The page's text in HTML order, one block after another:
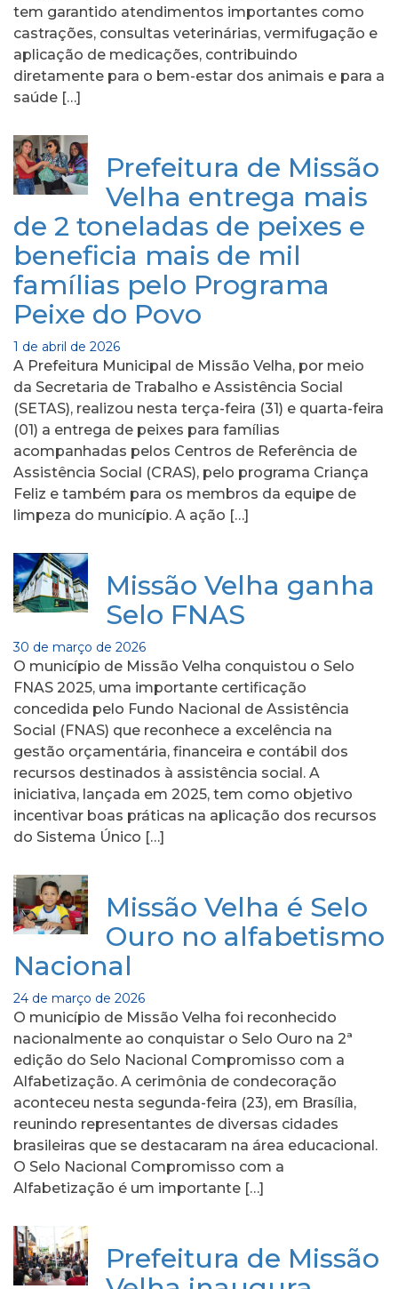
tem garantido atendimentos importantes como
castrações, consultas veterinárias, vermifugação e
aplicação de medicações, contribuindo
diretamente para o bem-estar dos animais e para a
saúde […]
Prefeitura de Missão
Velha entrega mais
de 2 toneladas de peixes e
beneficia mais de mil
famílias pelo Programa
Peixe do Povo
1 de abril de 2026
A Prefeitura Municipal de Missão Velha, por meio
da Secretaria de Trabalho e Assistência Social
(SETAS), realizou nesta terça-feira (31) e quarta-feira
(01) a entrega de peixes para famílias
acompanhadas pelos Centros de Referência de
Assistência Social (CRAS), pelo programa Criança
Feliz e também para os membros da equipe de
limpeza do município. A ação […]
Missão Velha ganha
Selo FNAS
30 de março de 2026
O município de Missão Velha conquistou o Selo
FNAS 2025, uma importante certificação
concedida pelo Fundo Nacional de Assistência
Social (FNAS) que reconhece a excelência na
gestão orçamentária, financeira e contábil dos
recursos destinados à assistência social. A
iniciativa, lançada em 2025, tem como objetivo
incentivar boas práticas na aplicação dos recursos
do Sistema Único […]
Missão Velha é Selo
Ouro no alfabetismo
Nacional
24 de março de 2026
O município de Missão Velha foi reconhecido
nacionalmente ao conquistar o Selo Ouro na 2ª
edição do Selo Nacional Compromisso com a
Alfabetização. A cerimônia de condecoração
aconteceu nesta segunda-feira (23), em Brasília,
reunindo representantes de diversas cidades
brasileiras que se destacaram na área educacional.
O Selo Nacional Compromisso com a
Alfabetização é um importante […]
Prefeitura de Missão